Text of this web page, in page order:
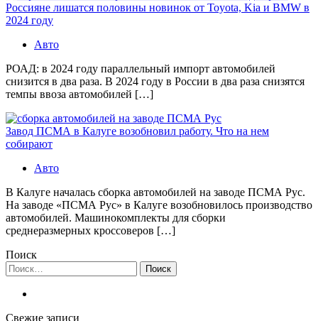
Россияне лишатся половины новинок от Toyota, Kia и BMW в
2024 году
Авто
РОАД: в 2024 году параллельный импорт автомобилей
снизится в два раза. В 2024 году в России в два раза снизятся
темпы ввоза автомобилей […]
Завод ПСМА в Калуге возобновил работу. Что на нем
собирают
Авто
В Калуге началась сборка автомобилей на заводе ПСМА Рус.
На заводе «ПСМА Рус» в Калуге возобновилось производство
автомобилей. Машинокомплекты для сборки
среднеразмерных кроссоверов […]
Поиск
Найти:
Свежие записи